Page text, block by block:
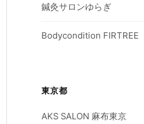
鍼灸サロンゆらぎ
Bodycondition FIRTREE
東京都
AKS SALON 麻布東京